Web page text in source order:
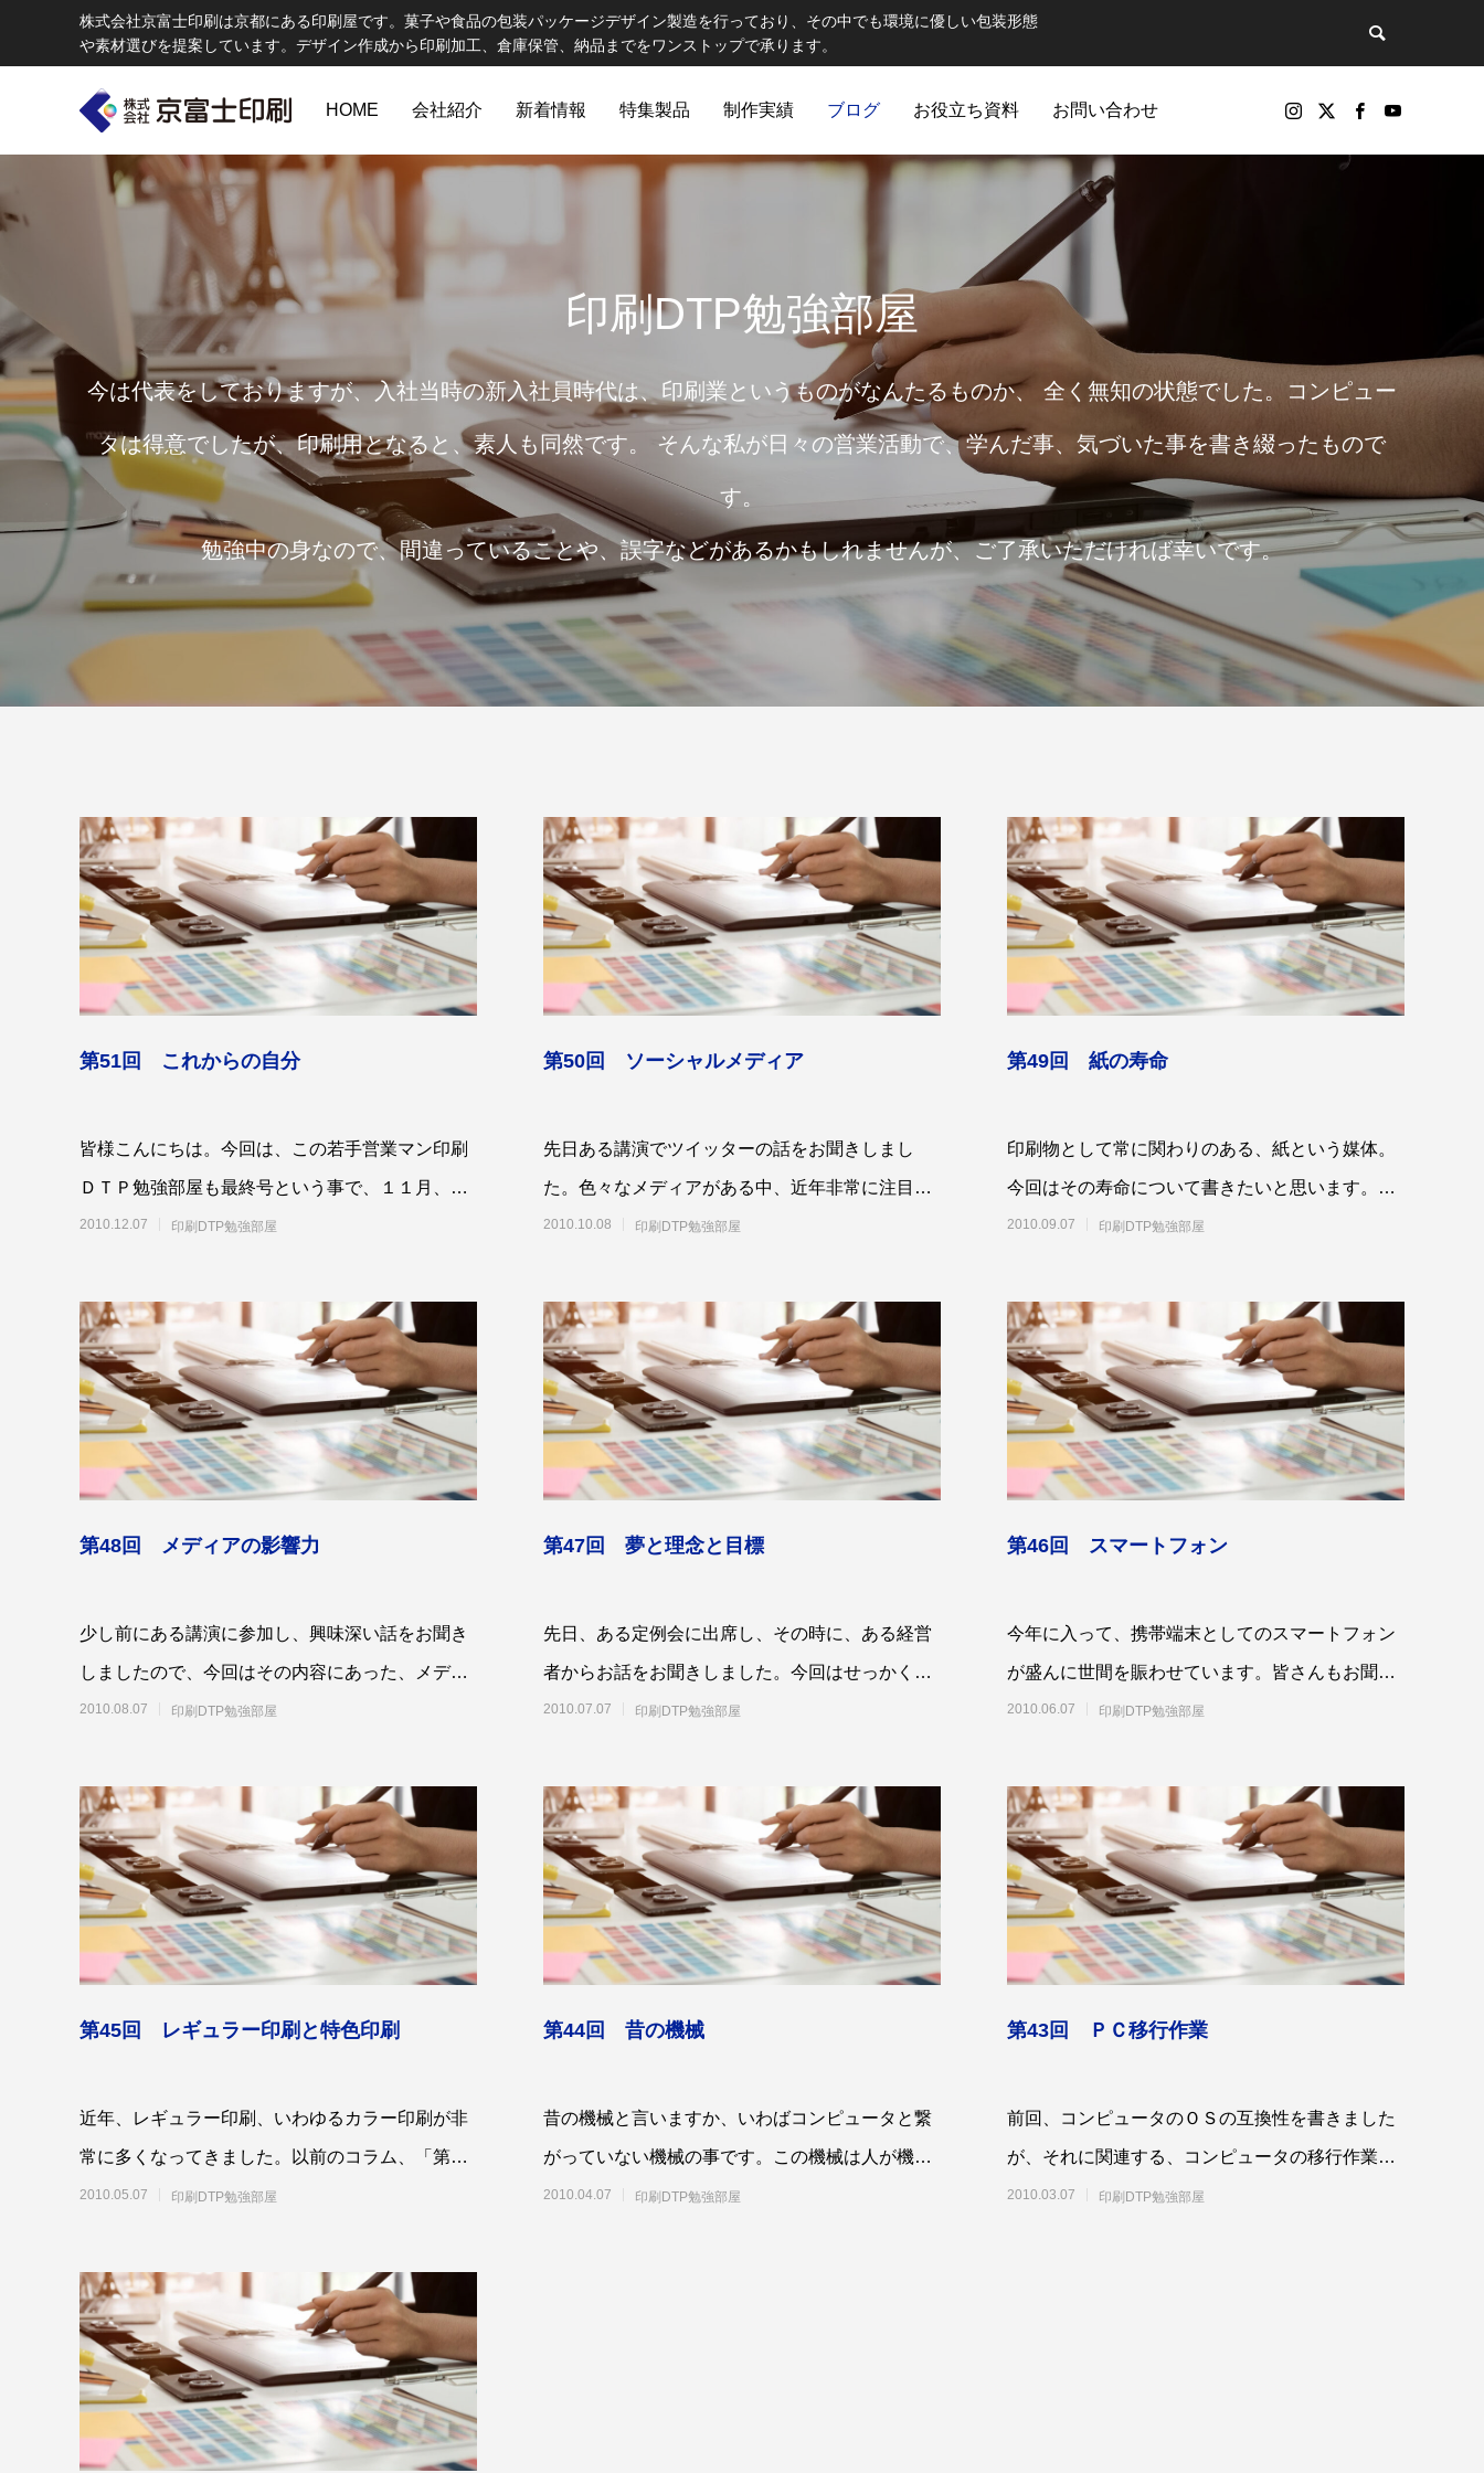
株式会社京富士印刷は京都にある印刷屋です。菓子や食品の包装パッケージデザイン製造を行っており、その中でも環境に優しい包装形態
や素材選びを提案しています。デザイン作成から印刷加工、倉庫保管、納品までをワンストップで承ります。
HOME 会社紹介 新着情報 特集製品 制作実績 ブログ お役立ち資料 お問い合わせ
エコ製品
京富士印刷はクライアントのSDGsを支援し、CSR･環境保護製品のご提
案をしています。
出版製品
出版印刷物（書籍、雑誌、参考書など）
包装製品
パッケージ印刷物や包装資材の製品（紙器、軟包装）
印刷物のちょっと深い〜話
第84話 神社だけじゃない！イベントやカ
フェで大好評「水みくじ」の仕組みと製作
ポイント
2026.08.01
第83話 思わず触れたくなる印刷物へ｜特
殊印刷「発泡シルク印刷」と「UV厚盛印
刷」で差別化する方法
2026.07.01
第82話 オリジナルランチョンマットで飲
食店の集客力アップ！販促・SNS対策にも
効果的◎
2026.06.01
第81話 そのペットボトル、実は“広告媒
体”です｜オリジナルラベル水の活用アイ
デア
2026.05.01
2026.06.15 2026.04.15 2026.02.16 2025.12.24
第53回青年経営者全国交流会 in 香川で
「選ばれる企業の条件」を学んできまし
我が家の脱プラ生活
世のため人のため「ソーシャル企業認証制
度 S認証」を取得！
中信ビジネスフェア2021に出展しました。
第4回 色の話をしますが何か…
2015.04.10
第3回 色上質紙の話をしますが何か… 第2回 紙の話をしますが何か…
2015.02.01
第1回 印刷の工程について話しますが何
2015.01.18
印刷DTP勉強部屋
今は代表をしておりますが、入社当時の新入社員時代は、印刷業というものがなんたるものか、 全く無知の状態でした。コンピュー
タは得意でしたが、印刷用となると、素人も同然です。 そんな私が日々の営業活動で、学んだ事、気づいた事を書き綴ったもので
す。
勉強中の身なので、間違っていることや、誤字などがあるかもしれませんが、ご了承いただければ幸いです。
第51回 これからの自分
皆様こんにちは。今回は、この若手営業マン印刷
ＤＴＰ勉強部屋も最終号という事で、１１月、１
２月合併号という形で、感想をふまえながら、
2010.12.07 印刷DTP勉強部屋
第50回 ソーシャルメディア
先日ある講演でツイッターの話をお聞きしまし
た。色々なメディアがある中、近年非常に注目さ
れている、ソーシャルメディアについて書きたい
2010.10.08 印刷DTP勉強部屋
第49回 紙の寿命
印刷物として常に関わりのある、紙という媒体。
今回はその寿命について書きたいと思います。紙
には寿命があります。世の中に存在するものほ
2010.09.07 印刷DTP勉強部屋
第48回 メディアの影響力
少し前にある講演に参加し、興味深い話をお聞き
しましたので、今回はその内容にあった、メディ
アの持つ影響力について書きたいと思います。
2010.08.07 印刷DTP勉強部屋
第47回 夢と理念と目標
先日、ある定例会に出席し、その時に、ある経営
者からお話をお聞きしました。今回はせっかくな
ので、その中で飛び交っていた言葉、「夢」と
2010.07.07 印刷DTP勉強部屋
第46回 スマートフォン
今年に入って、携帯端末としてのスマートフォン
が盛んに世間を賑わせています。皆さんもお聞き
した事ぐらいはあるかもしれませんが、簡単に
2010.06.07 印刷DTP勉強部屋
第45回 レギュラー印刷と特色印刷
近年、レギュラー印刷、いわゆるカラー印刷が非
常に多くなってきました。以前のコラム、「第３
回 色の作り方」でも書きましたが、今回は少し
2010.05.07 印刷DTP勉強部屋
第44回 昔の機械
昔の機械と言いますか、いわばコンピュータと繋
がっていない機械の事です。この機械は人が機械
と機械の間に立って、機械同士を繋げています。
2010.04.07 印刷DTP勉強部屋
第43回 ＰＣ移行作業
前回、コンピュータのＯＳの互換性を書きました
が、それに関連する、コンピュータの移行作業に
ついて書いていきたいと思います。先日当社の
2010.03.07 印刷DTP勉強部屋